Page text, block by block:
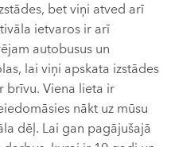
bet viņi atved arī
ietvaros ir arī
autobusus un
lai viņi apskata izstādes
brīvu. Viena lieta ir
nākt uz mūsu
dēļ. Lai gan pagājušajā